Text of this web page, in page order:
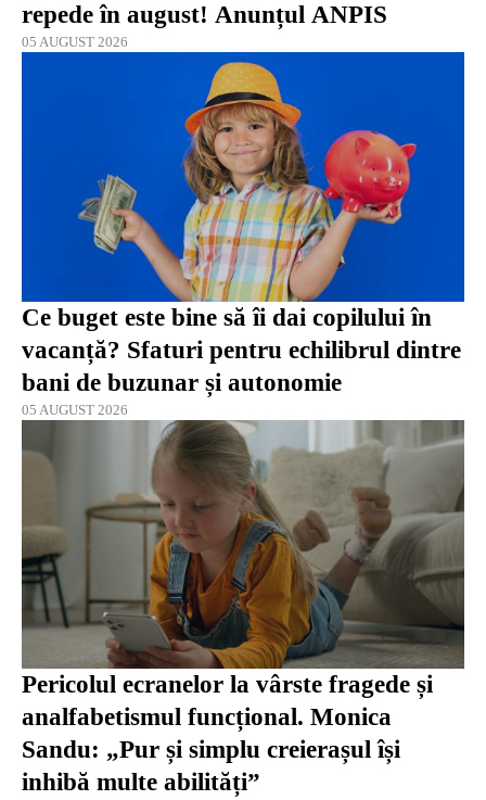
repede în august! Anunțul ANPIS
05 AUGUST 2026
Ce buget este bine să îi dai copilului în
vacanță? Sfaturi pentru echilibrul dintre
bani de buzunar și autonomie
05 AUGUST 2026
Pericolul ecranelor la vârste fragede și
analfabetismul funcțional. Monica
Sandu: „Pur și simplu creierașul își
inhibă multe abilități”